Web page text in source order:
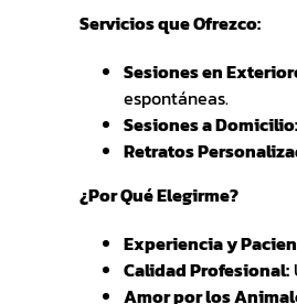
Servicios que Ofrezco:
Sesiones en
espontáneas.
Sesiones a Domicilio:
Retratos
¿Por Qué Elegirme?
Experiencia y
Calidad Profesional:
Amor por los